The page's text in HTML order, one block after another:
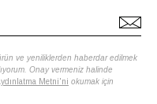
ve yeniliklerden haberdar edilmek
Onay vermeniz halinde
Metni'ni okumak için